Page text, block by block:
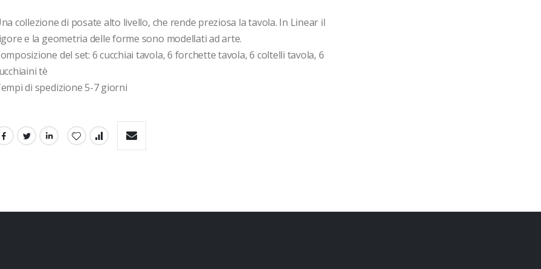
collezione di posate alto livello, che rende preziosa la tavola. In Linear il
e la geometria delle forme sono modellati ad arte.
del set: 6 cucchiai tavola, 6 forchette tavola, 6 coltelli tavola, 6
tè